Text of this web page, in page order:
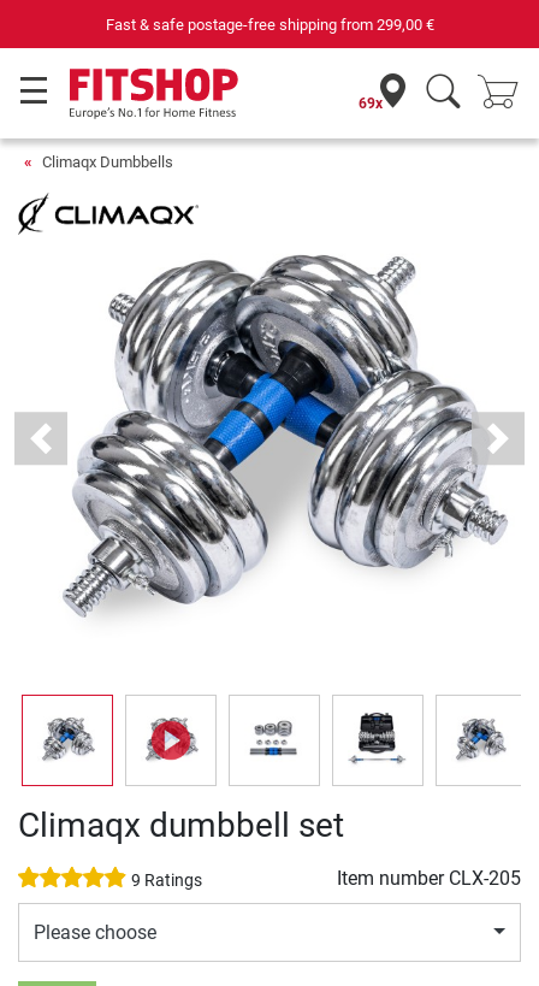
Your expert in home fitness for 42 years
69x
Climaqx Dumbbells
Previous Next
Climaqx dumbbell set
9 Ratings Item number CLX-205
Please choose